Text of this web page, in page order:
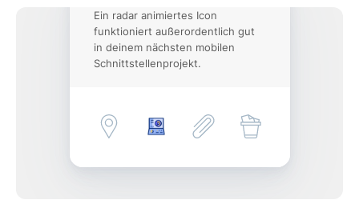
Ein radar animiertes Icon
funktioniert außerordentlich gut
in deinem nächsten mobilen
Schnittstellenprojekt.